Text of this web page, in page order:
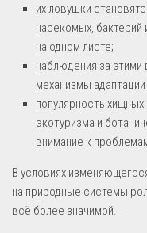
их ловушки
насекомых,
на одном листе;
наблюдения за
механизмы
популярность
экотуризма и
внимание к
В условиях
на природные системы
всё более значимой.